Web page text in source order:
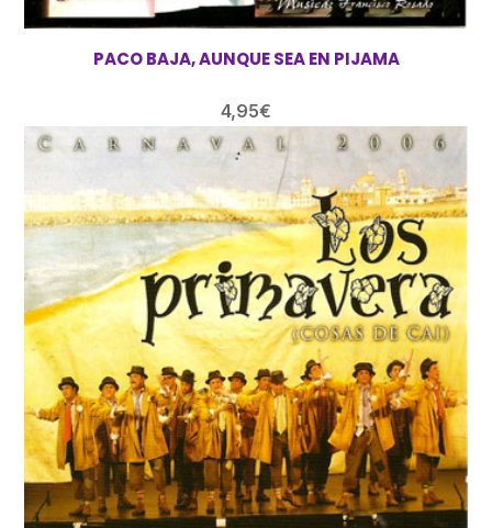
PACO BAJA, AUNQUE SEA EN PIJAMA
4,95€